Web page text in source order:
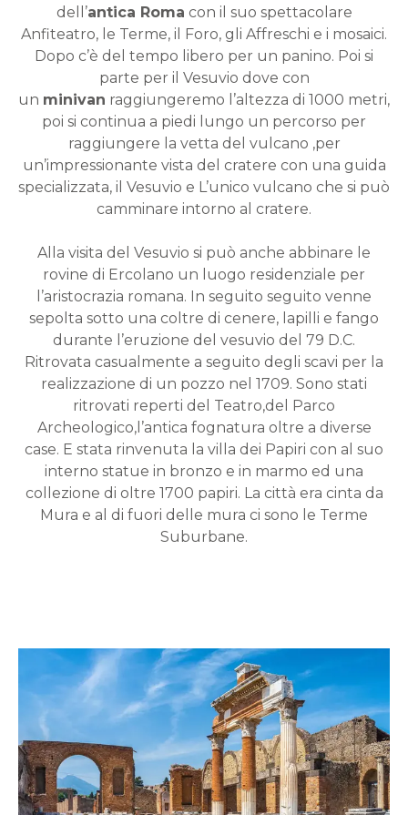
dell’antica Roma con il suo spettacolare
Anfiteatro, le Terme, il Foro, gli Affreschi e i mosaici.
Dopo c’è del tempo libero per un panino. Poi si
parte per il Vesuvio dove con
un minivan raggiungeremo l’altezza di 1000 metri,
poi si continua a piedi lungo un percorso per
raggiungere la vetta del vulcano ,per
un’impressionante vista del cratere con una guida
specializzata, il Vesuvio e L’unico vulcano che si può
camminare intorno al cratere.
Alla visita del Vesuvio si può anche abbinare le
rovine di Ercolano un luogo residenziale per
l’aristocrazia romana. In seguito seguito venne
sepolta sotto una coltre di cenere, lapilli e fango
durante l’eruzione del vesuvio del 79 D.C.
Ritrovata casualmente a seguito degli scavi per la
realizzazione di un pozzo nel 1709. Sono stati
ritrovati reperti del Teatro,del Parco
Archeologico,l’antica fognatura oltre a diverse
case. E stata rinvenuta la villa dei Papiri con al suo
interno statue in bronzo e in marmo ed una
collezione di oltre 1700 papiri. La città era cinta da
Mura e al di fuori delle mura ci sono le Terme
Suburbane.